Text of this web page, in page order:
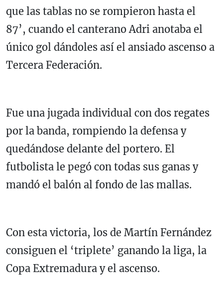
que las tablas no se rompieron hasta el
87’, cuando el canterano Adri anotaba el
único gol dándoles así el ansiado ascenso a
Tercera Federación.
Fue una jugada individual con dos regates
por la banda, rompiendo la defensa y
quedándose delante del portero. El
futbolista le pegó con todas sus ganas y
mandó el balón al fondo de las mallas.
Con esta victoria, los de Martín Fernández
consiguen el ‘triplete’ ganando la liga, la
Copa Extremadura y el ascenso.